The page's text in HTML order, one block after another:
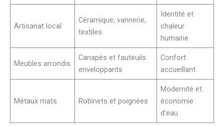
Artisanat local
Céramique, vannerie,
textiles
Identité et
chaleur
humaine
Meubles arrondis
Canapés et fauteuils
enveloppants
Confort
accueillant
Métaux mats Robinets et poignées
Modernité et
économie
d’eau